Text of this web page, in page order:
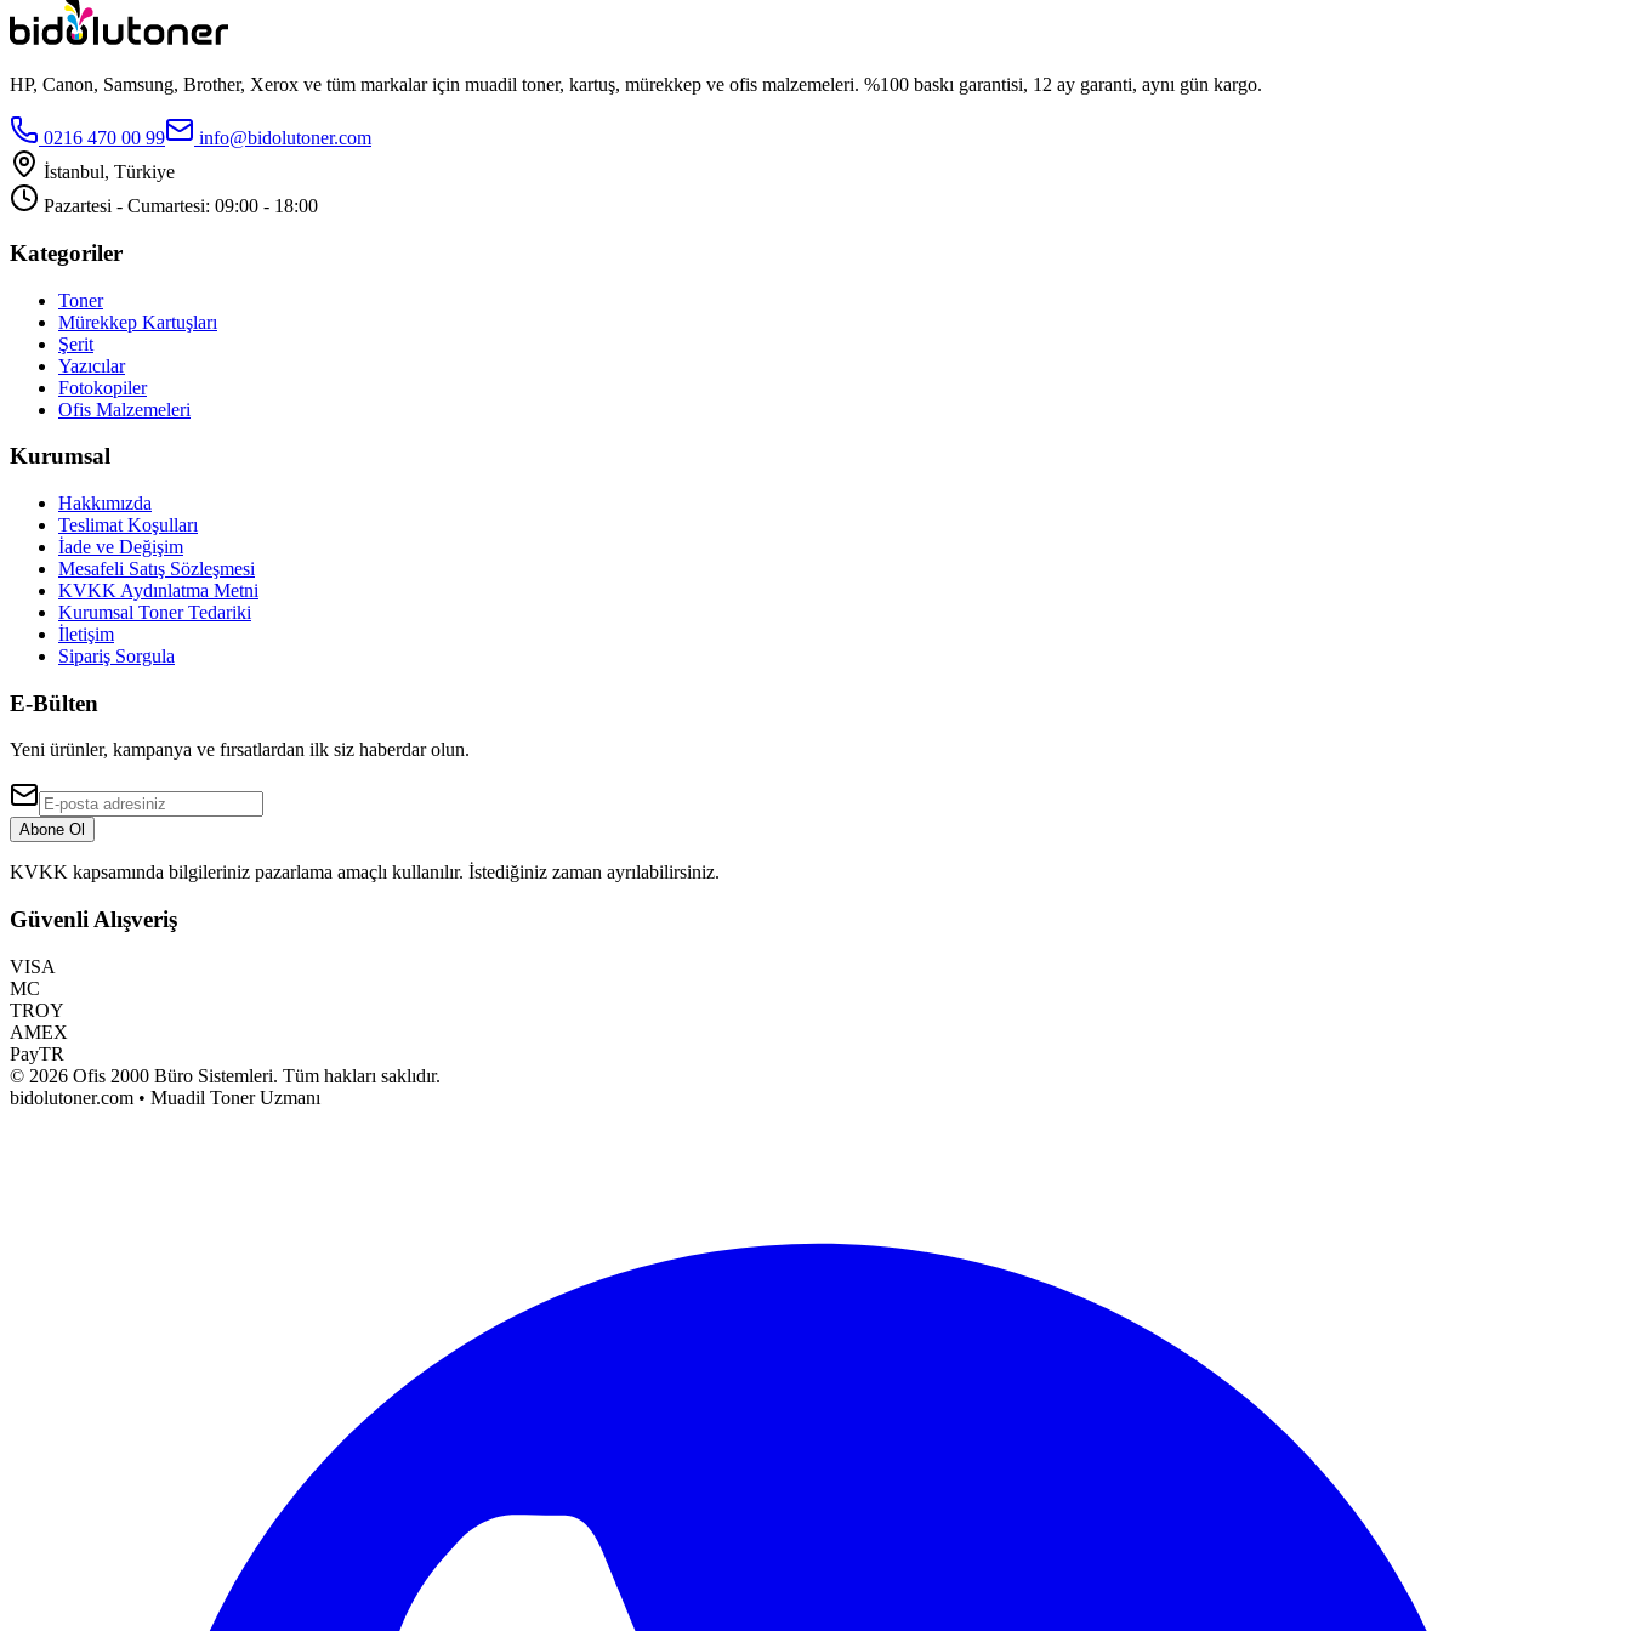
HP, Canon, Samsung, Brother, Xerox ve tüm markalar için muadil toner, kartuş, mürekkep ve ofis malzemeleri. %100 baskı garantisi, 12 ay garanti, aynı gün kargo.
0216 470 00 99
info@bidolutoner.com
İstanbul, Türkiye
Pazartesi - Cumartesi: 09:00 - 18:00
Kategoriler
Toner
Mürekkep Kartuşları
Şerit
Yazıcılar
Fotokopiler
Ofis Malzemeleri
Kurumsal
Hakkımızda
Teslimat Koşulları
İade ve Değişim
Mesafeli Satış Sözleşmesi
KVKK Aydınlatma Metni
Kurumsal Toner Tedariki
İletişim
Sipariş Sorgula
E-Bülten
Yeni ürünler, kampanya ve fırsatlardan ilk siz haberdar olun.
Abone Ol
KVKK kapsamında bilgileriniz pazarlama amaçlı kullanılır. İstediğiniz zaman ayrılabilirsiniz.
Güvenli Alışveriş
VISA
MC
TROY
AMEX
PayTR
© 2026 Ofis 2000 Büro Sistemleri. Tüm hakları saklıdır.
bidolutoner.com • Muadil Toner Uzmanı